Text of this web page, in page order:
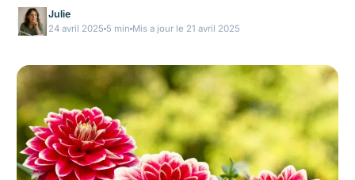
Julie
24 avril 2025 5 min Mis a jour le 21 avril 2025